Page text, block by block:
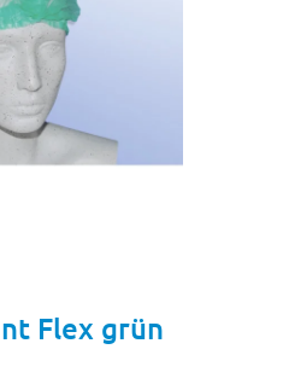
Flex grün